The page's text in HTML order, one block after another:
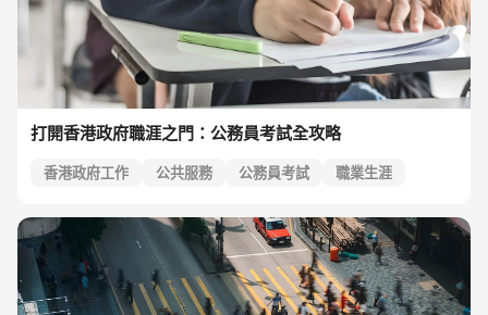
打開香港政府職涯之門：公務員考試全攻略
香港政府工作 公共服務 公務員考試
職業生涯